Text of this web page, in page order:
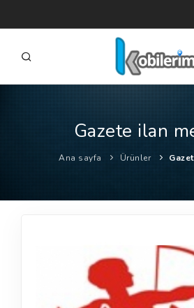
FIRMALAR
ÜRÜNLER
NASIL ÇALIŞIR?
Gazete ilan
Ana sayfa Ürünler